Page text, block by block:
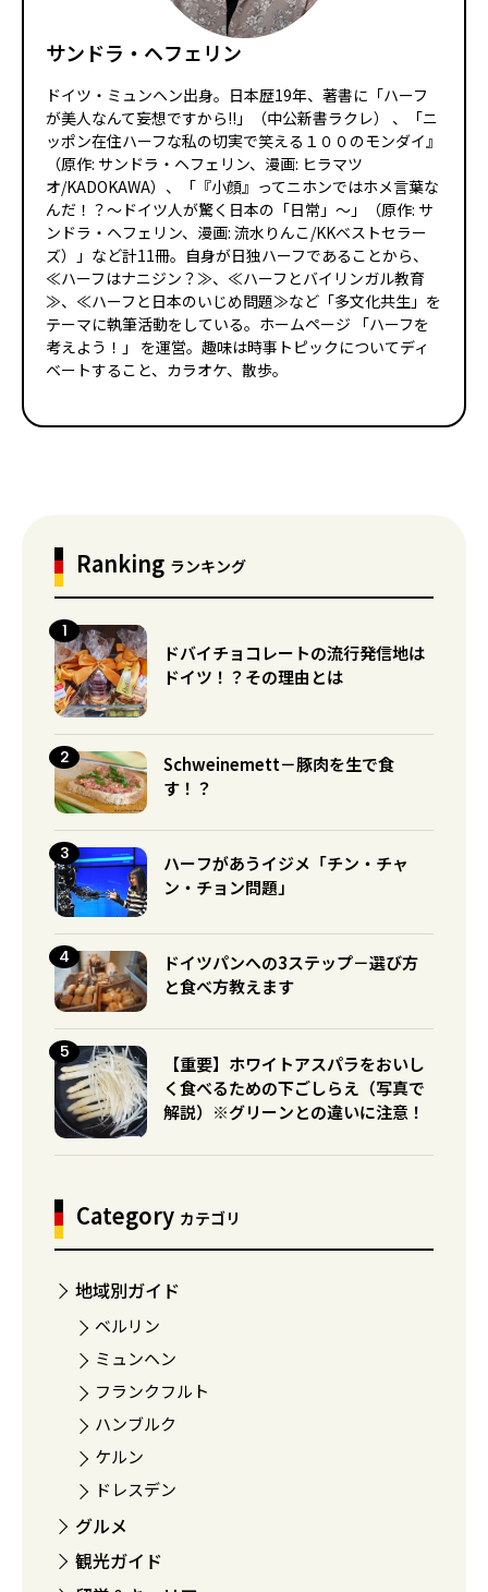
サンドラ・ヘフェリン
ドイツ・ミュンヘン出身。日本歴19年、著書に「ハーフ
が美人なんて妄想ですから!!」（中公新書ラクレ） 、「ニ
ッポン在住ハーフな私の切実で笑える１００のモンダイ』
（原作: サンドラ・ヘフェリン、漫画: ヒラマツ
オ/KADOKAWA）、「『小顔』ってニホンではホメ言葉な
んだ！？～ドイツ人が驚く日本の「日常」～」（原作: サ
ンドラ・ヘフェリン、漫画: 流水りんこ/KKベストセラー
ズ）」など計11冊。自身が日独ハーフであることから、
≪ハーフはナニジン？≫、≪ハーフとバイリンガル教育
≫、≪ハーフと日本のいじめ問題≫など「多文化共生」を
テーマに執筆活動をしている。ホームページ 「ハーフを
考えよう！」 を運営。趣味は時事トピックについてディ
ベートすること、カラオケ、散歩。
Ranking ランキング
ドバイチョコレートの流行発信地は
ドイツ！？その理由とは
Schweinemett－豚肉を生で食
す！？
ハーフがあうイジメ「チン・チャ
ン・チョン問題」
ドイツパンへの3ステップ－選び方
と食べ方教えます
【重要】ホワイトアスパラをおいし
く食べるための下ごしらえ（写真で
解説）※グリーンとの違いに注意！
Category カテゴリ
地域別ガイド
ベルリン
ミュンヘン
フランクフルト
ハンブルク
ケルン
ドレスデン
グルメ
観光ガイド